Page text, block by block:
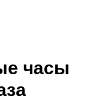
часы